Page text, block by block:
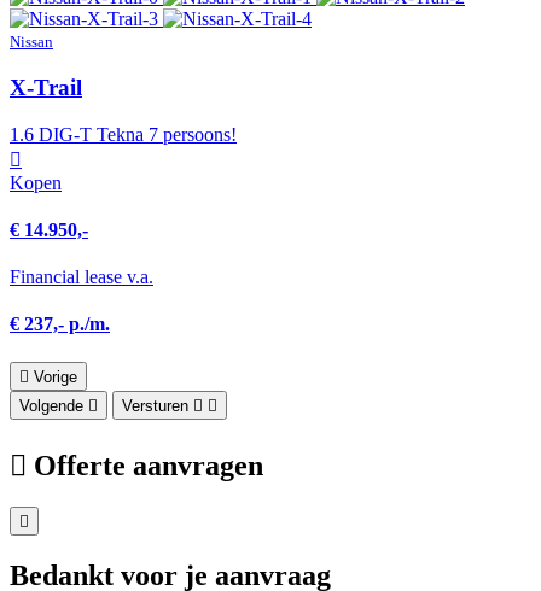
Nissan
X-Trail
1.6 DIG-T Tekna 7 persoons!
Kopen
€ 14.950,-
Financial lease v.a.
€ 237,- p./m.
Vorige
Volgende
Versturen
Offerte aanvragen
Bedankt voor je aanvraag